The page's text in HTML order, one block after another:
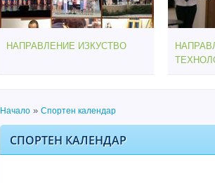
НАПРАВЛЕНИЕ ИЗКУСТВО
Вие сте тук
Начало » Спортен календар
СПОРТЕН КАЛЕНДАР